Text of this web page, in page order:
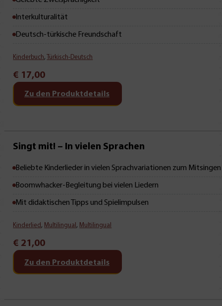
Interkulturalität
Deutsch-türkische Freundschaft
Kinderbuch, Türkisch-Deutsch
€ 17,00
Zu den Produktdetails
Neu • Neu • Neu
Singt mit! – In vielen Sprachen
Beliebte Kinderlieder in vielen Sprachvariationen zum Mitsingen
Boomwhacker-Begleitung bei vielen Liedern
Mit didaktischen Tipps und Spielimpulsen
Kinderlied , Multilingual , Multilingual
€ 21,00
Zu den Produktdetails